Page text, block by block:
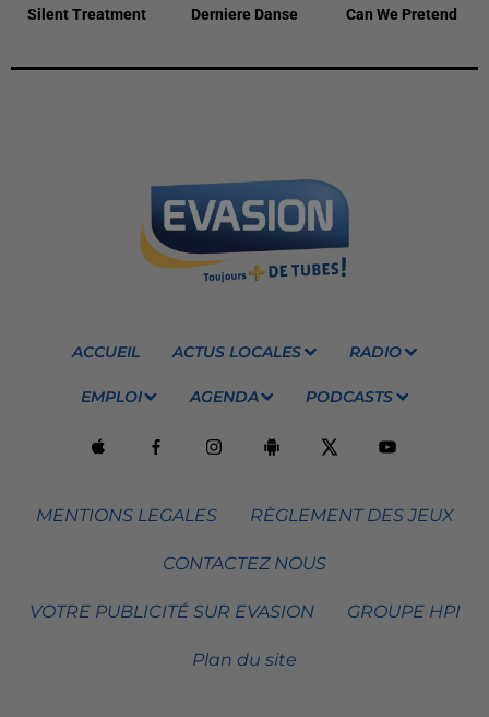
Silent Treatment Derniere Danse Can We Pretend
ACCUEIL ACTUS LOCALES RADIO
EMPLOI AGENDA PODCASTS
MENTIONS LEGALES RÈGLEMENT DES JEUX
CONTACTEZ NOUS
VOTRE PUBLICITÉ SUR EVASION GROUPE HPI
Plan du site